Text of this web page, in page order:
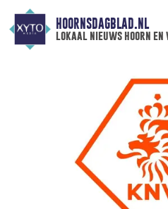
HOORNSDAGBLAD.NL
lokaal nieuws hoorn